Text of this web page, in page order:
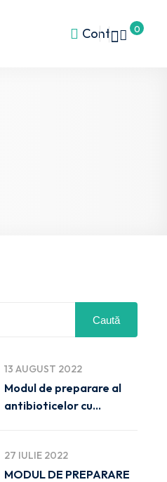
Cont 0
Caută
13 AUGUST 2022
Modul de preparare al
antibioticelor cu
27 IULIE 2022
MODUL DE PREPARARE